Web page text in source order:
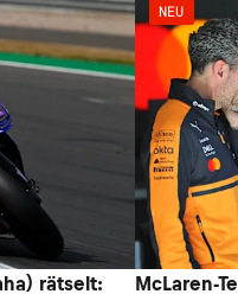
rätselt:
NEU
McLaren-